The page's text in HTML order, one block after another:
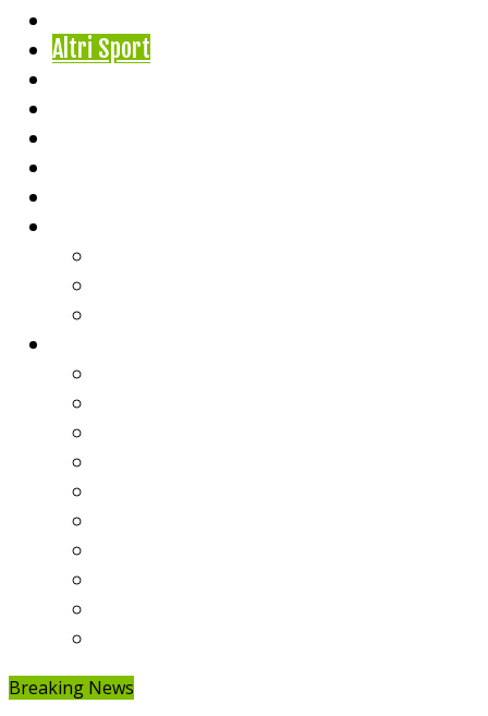
Altri Sport
Breaking News